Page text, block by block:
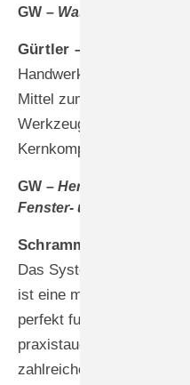
GW –Was ist Ihr Appell
Gürtler –
Handwerk schaffen,
Mittel zum Zweck, nicht
Werkzeug, das dem
Kernkompetenz verschafft.
GW –Herr Schramm,
Fenster- und
Schramm –
Das System von Rehau
ist eine
perfekt funktioniert. Es
praxistaugliches
zahlreichen Stellen